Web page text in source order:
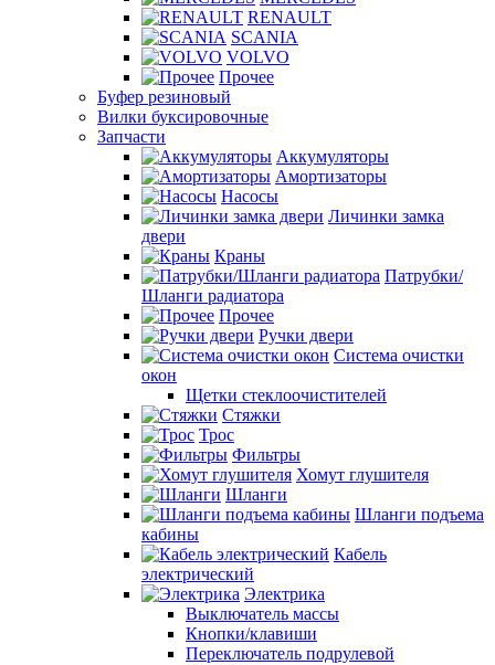
RENAULT
SCANIA
VOLVO
Прочее
Буфер резиновый
Вилки буксировочные
Запчасти
Аккумуляторы
Амортизаторы
Насосы
Личинки замка
двери
Краны
Патрубки/
Шланги радиатора
Прочее
Ручки двери
Система очистки
окон
Щетки стеклоочистителей
Стяжки
Трос
Фильтры
Хомут глушителя
Шланги
Шланги подъема
кабины
Кабель
электрический
Электрика
Выключатель массы
Кнопки/клавиши
Переключатель подрулевой